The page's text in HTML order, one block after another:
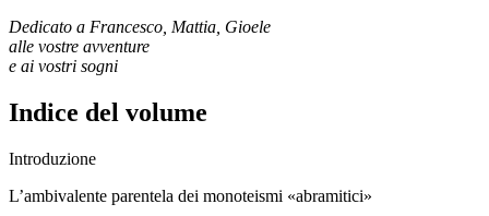
Dedicato a Francesco, Mattia, Gioele
alle vostre avventure
e ai vostri sogni
Indice del volume
Introduzione
L’ambivalente parentela dei monoteismi «abramitici»